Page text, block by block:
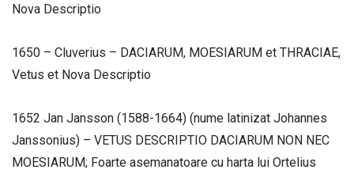
Nova Descriptio
1650 – Cluverius – DACIARUM, MOESIARUM et THRACIAE,
Vetus et Nova Descriptio
1652 Jan Jansson (1588-1664) (nume latinizat Johannes
Janssonius) – VETUS DESCRIPTIO DACIARUM NON NEC
MOESIARUM; Foarte asemanatoare cu harta lui Ortelius